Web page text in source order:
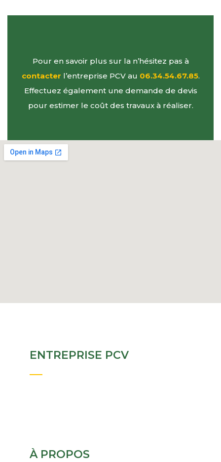
Pour en savoir plus sur la n’hésitez pas à
contacter l’entreprise PCV au 06.34.54.67.85.
Effectuez également une demande de devis
pour estimer le coût des travaux à réaliser.
ENTREPRISE PCV
À PROPOS